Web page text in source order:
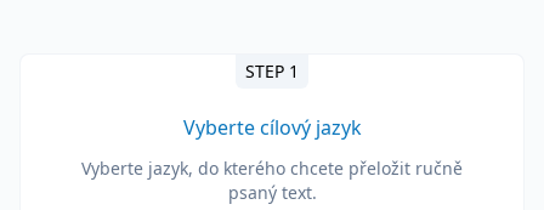
STEP 1
Vyberte cílový jazyk
Vyberte jazyk, do kterého chcete přeložit ručně
psaný text.